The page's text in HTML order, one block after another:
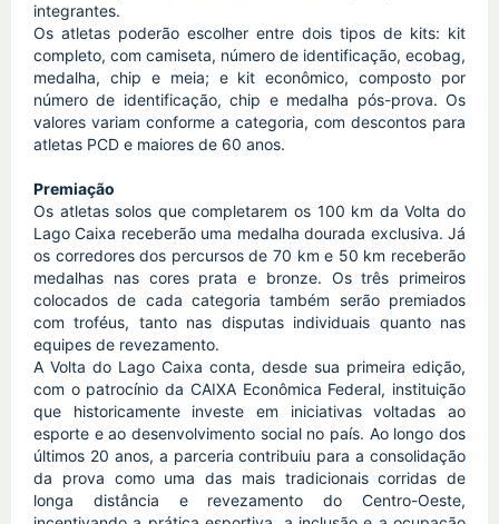
integrantes.
Os atletas poderão escolher entre dois tipos de kits: kit
completo, com camiseta, número de identificação, ecobag,
medalha, chip e meia; e kit econômico, composto por
número de identificação, chip e medalha pós-prova. Os
valores variam conforme a categoria, com descontos para
atletas PCD e maiores de 60 anos.
Premiação
Os atletas solos que completarem os 100 km da Volta do
Lago Caixa receberão uma medalha dourada exclusiva. Já
os corredores dos percursos de 70 km e 50 km receberão
medalhas nas cores prata e bronze. Os três primeiros
colocados de cada categoria também serão premiados
com troféus, tanto nas disputas individuais quanto nas
equipes de revezamento.
A Volta do Lago Caixa conta, desde sua primeira edição,
com o patrocínio da CAIXA Econômica Federal, instituição
que historicamente investe em iniciativas voltadas ao
esporte e ao desenvolvimento social no país. Ao longo dos
últimos 20 anos, a parceria contribuiu para a consolidação
da prova como uma das mais tradicionais corridas de
longa distância e revezamento do Centro-Oeste,